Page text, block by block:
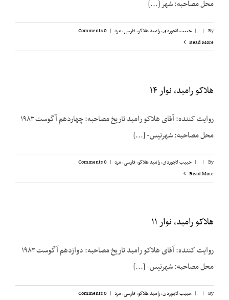
محل مصاحبه: شهر [...]
By
|
| حبیب لاجوردی,رامبد،‌هلاکو,فارسی,مرد |
0 Comments
Read More
هلاکو رامبد، نوار ۱۴
روایت کننده: آقای هلاکو رامبد تاریخ مصاحبه: چهاردهم آگوست ۱۹۸۳
محل مصاحبه: شهرنیس- [...]
By
|
| حبیب لاجوردی,رامبد،‌هلاکو,فارسی,مرد |
0 Comments
Read More
هلاکو رامبد، نوار ۱۱
روایت کننده: آقای هلاکو رامبد تاریخ مصاحبه: دوازدهم آگوست ۱۹۸۳
محل مصاحبه: شهرنیس- [...]
By
|
| حبیب لاجوردی,رامبد،‌هلاکو,فارسی,مرد |
0 Comments